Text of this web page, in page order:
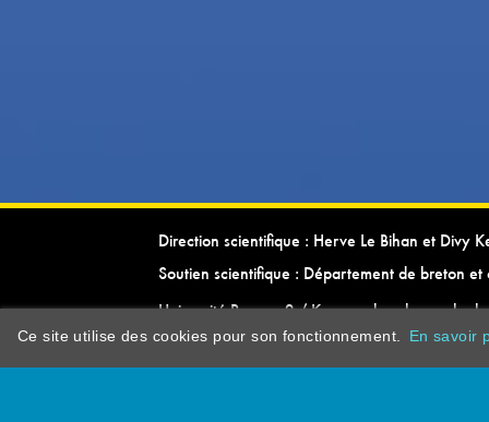
Direction scientifique : Herve Le Bihan et Divy
Soutien scientifique : Département de breton et
Université Rennes 2 / Kevrenn brezhoneg ha
Ce site utilise des cookies pour son fonctionnement. En savoir